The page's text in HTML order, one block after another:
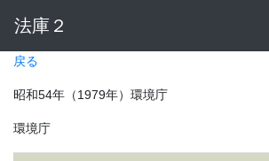
法庫２
戻る
昭和54年（1979年）環境庁
環境庁